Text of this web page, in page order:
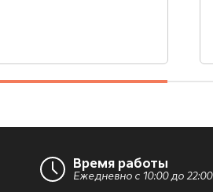
Время работы
Ежедневно с 10:00 до 22:00